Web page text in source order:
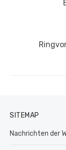
Nächster
SITEMAP
Nachrichten der